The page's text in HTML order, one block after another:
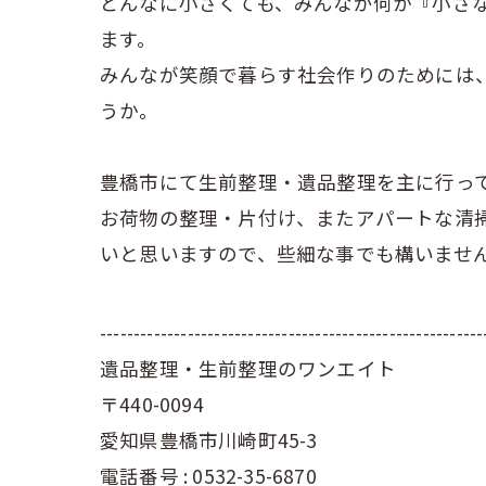
ます。
みんなが笑顔で暮らす社会作りのために
うか。
豊橋市にて生前整理・遺品整理を主に行
お荷物の整理・片付け、またアパートな
いと思いますので、些細な事でも構いませ
遺品整理・生前整理のワンエイト
〒440-0094
愛知県豊橋市川崎町45-3
電話番号 : 0532-35-6870